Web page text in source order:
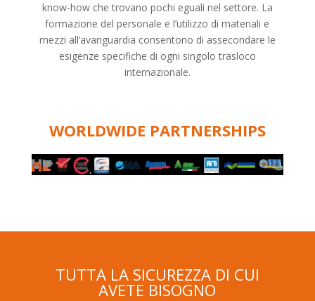
know-how che trovano pochi eguali nel settore. La
formazione del personale e l’utilizzo di materiali e
mezzi all’avanguardia consentono di assecondare le
esigenze specifiche di ogni singolo trasloco
internazionale.
WORLDWIDE PARTNERSHIPS
TUTTA LA SICUREZZA DI CUI
AVETE BISOGNO